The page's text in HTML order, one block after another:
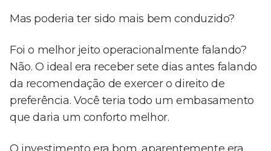
Mas poderia ter sido mais bem conduzido?
Foi o melhor jeito operacionalmente falando?
Não. O ideal era receber sete dias antes falando
da recomendação de exercer o direito de
preferência. Você teria todo um embasamento
que daria um conforto melhor.